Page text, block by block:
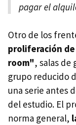
pagar el
Otro de los
proliferación
room", salas de
grupo reducido
una serie antes
del estudio. El
norma general,